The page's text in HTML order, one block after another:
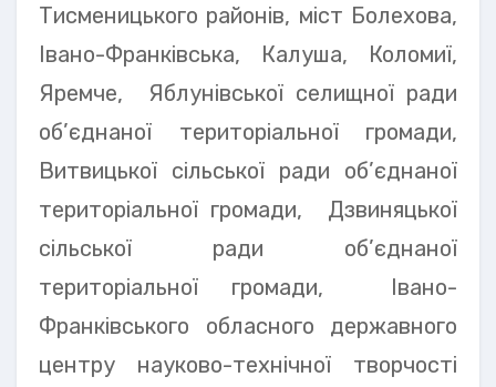
Тисменицького районів, міст Болехова,
Івано-Франківська, Калуша, Коломиї,
Яремче, Яблунівської селищної ради
об’єднаної територіальної громади,
Витвицької сільської ради об’єднаної
територіальної громади, Дзвиняцької
сільської ради об’єднаної
територіальної громади, Івано-
Франківського обласного державного
центру науково-технічної творчості